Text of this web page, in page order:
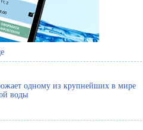
одному из крупнейших в мире
воды